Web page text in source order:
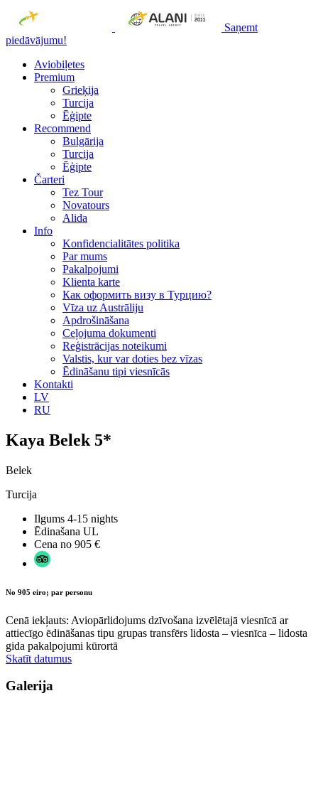
Saņemt
piedāvājumu!
Aviobiļetes
Premium
Grieķija
Turcija
Ēģipte
Recommend
Bulgārija
Turcija
Ēģipte
Čarteri
Tez Tour
Novatours
Alida
Info
Konfidencialitātes politika
Par mums
Рakalpojumi
Klienta karte
Как оформить визу в Турцию?
Vīza uz Austrāliju
Apdrošināšana
Ceļojuma dokumenti
Reģistrācijas noteikumi
Valstis, kur var doties bez vīzas
Ēdināšanu tipi viesnīcās
Kontakti
LV
RU
Kaya Belek 5*
Belek
Turcija
Ilgums 4-15 nights
Ēdinašana UL
Cena no 905 €
No 905 eiro; par personu
Cenā iekļauts: Aviopārlidojums dzīvošana izvēlētajā viesnīcā ar
attiecīgo ēdināšanas tipu grupas transfērs lidosta – viesnīca – lidosta
gida pakalpojumi kūrortā
Skatīt datumus
Galerija